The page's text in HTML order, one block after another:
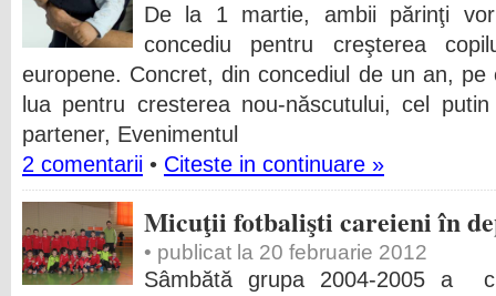
De la 1 martie, ambii părinţi
concediu pentru creşterea
europene. Concret, din concediul de un an,
lua pentru cresterea nou-născutului, cel
partener, Evenimentul
2 comentarii • Citeste in continuare »
Micuţii fotbalişti careieni în
• publicat la 20 februarie 2012
Sâmbătă grupa 2004-2005 a